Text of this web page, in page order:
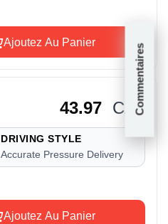
Commentaires
Ajoutez Au Panier
43.97 CA$
DRIVING STYLE
Accurate Pressure Delivery
Ajoutez Au Panier